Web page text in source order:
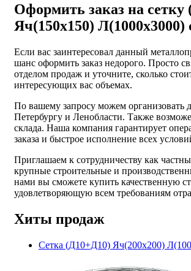
Оформить заказ на сетку
Яч(150х150) Л(1000х3000)
Если вас заинтересовал данный
шанс оформить заказ недорого. Просто
отделом продаж и уточните, сколько
интересующих вас объемах.
По вашему запросу можем организовать
Петербургу и Ленобласти. Также
склада. Наша компания гарантирует
заказа и быстрое исполнение всех
Приглашаем к сотрудничеству как
крупные строительные и
нами вы сможете купить качественную
удовлетворяющую всем требованиям
Хиты продаж
Сетка (Д10+Д10) Яч(200х200)